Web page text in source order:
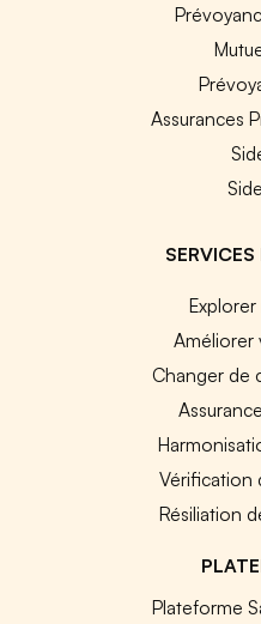
Assurances
SERVICES
Améliorer
Changer de
Vérification
Résiliation
Plateforme